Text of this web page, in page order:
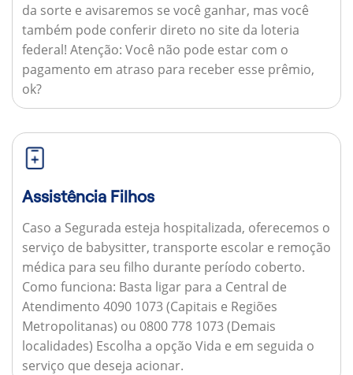
da sorte e avisaremos se você ganhar, mas você
também pode conferir direto no site da loteria
federal! Atenção: Você não pode estar com o
pagamento em atraso para receber esse prêmio,
ok?
Assistência Filhos
Caso a Segurada esteja hospitalizada, oferecemos o
serviço de babysitter, transporte escolar e remoção
médica para seu filho durante período coberto.
Como funciona: Basta ligar para a Central de
Atendimento 4090 1073 (Capitais e Regiões
Metropolitanas) ou 0800 778 1073 (Demais
localidades) Escolha a opção Vida e em seguida o
serviço que deseja acionar.